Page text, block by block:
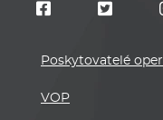
Poskytovatelé
VOP